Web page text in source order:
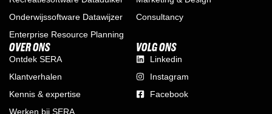
Onderwijssoftware Datawijzer
Enterprise Resource Planning
Consultancy
OVER ONS
Ontdek SERA
Klantverhalen
Kennis & expertise
Werken bij SERA
VOLG ONS
Linkedin
Instagram
Facebook